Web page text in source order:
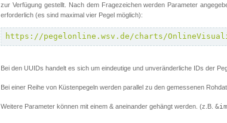
zur Verfügung gestellt. Nach dem Fragezeichen werden Parameter
erforderlich (es sind maximal vier Pegel möglich):
https://pegelonline.wsv.de/charts/
Bei den UUIDs handelt es sich um eindeutige und unveränderliche IDs der
Bei einer Reihe von Küstenpegeln werden parallel zu den gemessenen
Weitere Parameter können mit einem & aneinander gehängt werden. (z.B.